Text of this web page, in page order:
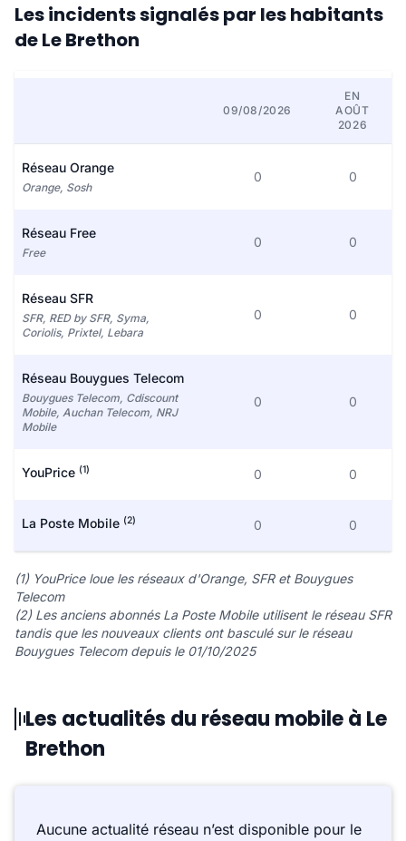
Les incidents signalés par les habitants
de Le Brethon
09/08/2026
EN
AOÛT
2026
Réseau Orange
Orange, Sosh
0 0
Réseau Free
Free
0 0
Réseau SFR
SFR, RED by SFR, Syma,
Coriolis, Prixtel, Lebara
0 0
Réseau Bouygues Telecom
Bouygues Telecom, Cdiscount
Mobile, Auchan Telecom, NRJ
Mobile
0 0
YouPrice (1) 0 0
La Poste Mobile (2) 0 0
(1) YouPrice loue les réseaux d'Orange, SFR et Bouygues
Telecom
(2) Les anciens abonnés La Poste Mobile utilisent le réseau SFR
tandis que les nouveaux clients ont basculé sur le réseau
Bouygues Telecom depuis le 01/10/2025
Les actualités du réseau mobile à Le
Brethon
Aucune actualité réseau n’est disponible pour le